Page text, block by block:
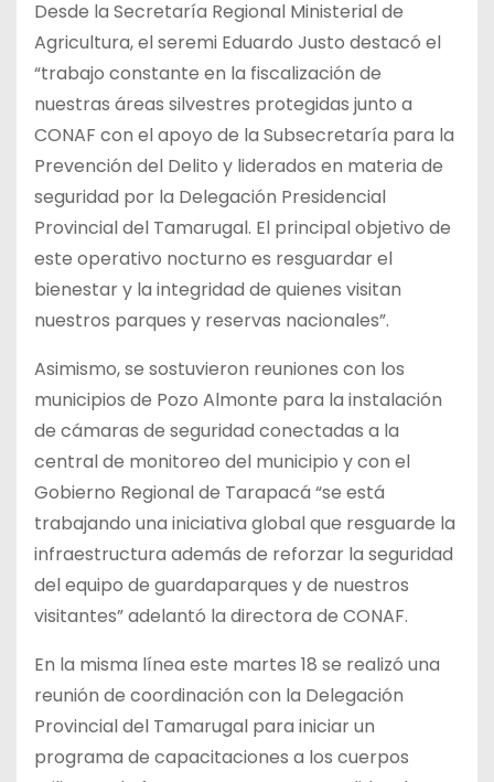
Desde la Secretaría Regional Ministerial de
Agricultura, el seremi Eduardo Justo destacó el
“trabajo constante en la fiscalización de
nuestras áreas silvestres protegidas junto a
CONAF con el apoyo de la Subsecretaría para la
Prevención del Delito y liderados en materia de
seguridad por la Delegación Presidencial
Provincial del Tamarugal. El principal objetivo de
este operativo nocturno es resguardar el
bienestar y la integridad de quienes visitan
nuestros parques y reservas nacionales”.
Asimismo, se sostuvieron reuniones con los
municipios de Pozo Almonte para la instalación
de cámaras de seguridad conectadas a la
central de monitoreo del municipio y con el
Gobierno Regional de Tarapacá “se está
trabajando una iniciativa global que resguarde la
infraestructura además de reforzar la seguridad
del equipo de guardaparques y de nuestros
visitantes” adelantó la directora de CONAF.
En la misma línea este martes 18 se realizó una
reunión de coordinación con la Delegación
Provincial del Tamarugal para iniciar un
programa de capacitaciones a los cuerpos